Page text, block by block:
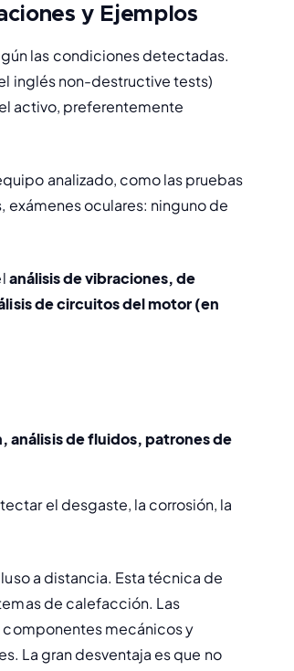
y Ejemplos
las condiciones detectadas.
inglés non-destructive tests)
activo, preferentemente
analizado, como las pruebas
exámenes oculares: ninguno de
análisis de vibraciones, de
de circuitos del motor (en
análisis de fluidos, patrones de
el desgaste, la corrosión, la
a distancia. Esta técnica de
de calefacción. Las
componentes mecánicos y
La gran desventaja es que no